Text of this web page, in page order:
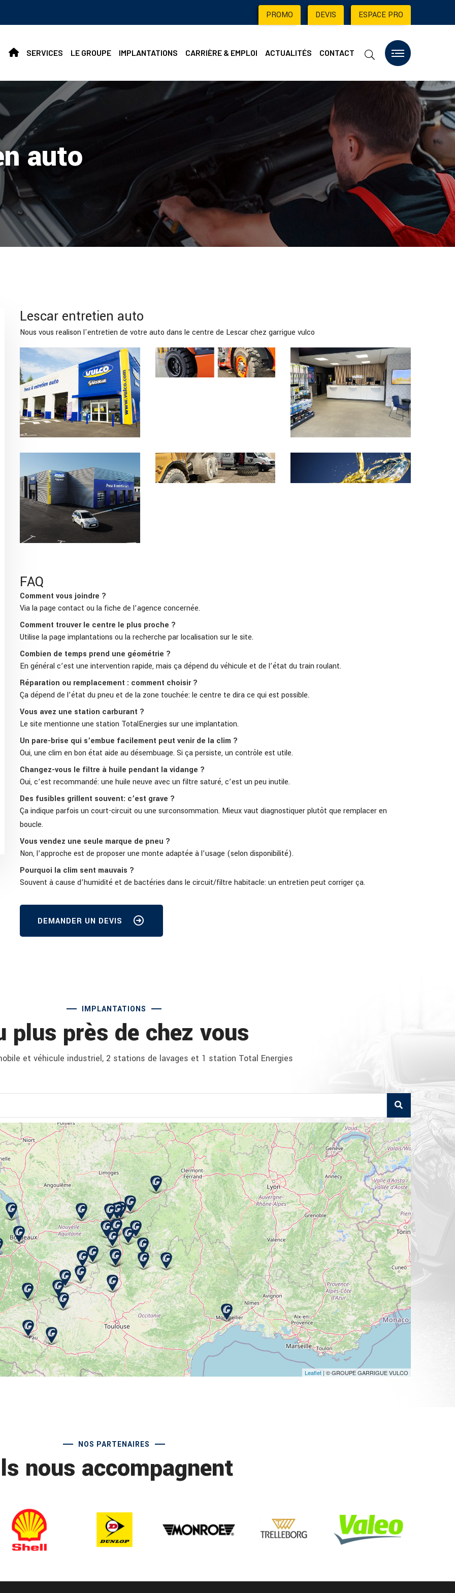
PROMO | DEVIS | ESPACE PRO
SERVICES LE GROUPE IMPLANTATIONS CARRIÈRE & EMPLOI ACTUALITÉS CONTACT
auto
Lescar entretien auto
Nous vous realison l'entretien de votre auto dans le centre de Lescar chez garrigue vulco
FAQ
Comment vous joindre ?
Via la page contact ou la fiche de l’agence concernée.
Comment trouver le centre le plus proche ?
Utilise la page implantations ou la recherche par localisation sur le site.
Combien de temps prend une géométrie ?
En général c’est une intervention rapide, mais ça dépend du véhicule et de l’état du train roulant.
Réparation ou remplacement : comment choisir ?
Ça dépend de l’état du pneu et de la zone touchée: le centre te dira ce qui est possible.
Vous avez une station carburant ?
Le site mentionne une station TotalEnergies sur une implantation.
Un pare-brise qui s’embue facilement peut venir de la clim ?
Oui, une clim en bon état aide au désembuage. Si ça persiste, un contrôle est utile.
Changez-vous le filtre à huile pendant la vidange ?
Oui, c’est recommandé: une huile neuve avec un filtre saturé, c’est un peu inutile.
Des fusibles grillent souvent: c’est grave ?
Ça indique parfois un court-circuit ou une surconsommation. Mieux vaut diagnostiquer plutôt que remplacer en
boucle.
Vous vendez une seule marque de pneu ?
Non, l’approche est de proposer une monte adaptée à l’usage (selon disponibilité).
Pourquoi la clim sent mauvais ?
Souvent à cause d’humidité et de bactéries dans le circuit/filtre habitacle: un entretien peut corriger ça.
DEMANDER UN DEVIS
IMPLANTATIONS
plus près de chez vous
et véhicule industriel, 2 stations de lavages et 1 station Total Energies
Leaflet | © GROUPE GARRIGUE VULCO
NOS PARTENAIRES
nous accompagnent